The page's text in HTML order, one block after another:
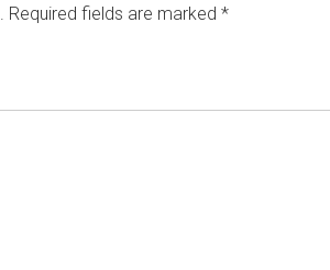
Required fields are marked *